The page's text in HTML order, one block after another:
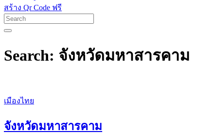
สร้าง Qr Code ฟรี
Search: จังหวัดมหาสารคาม
เมืองไทย
จังหวัดมหาสารคาม